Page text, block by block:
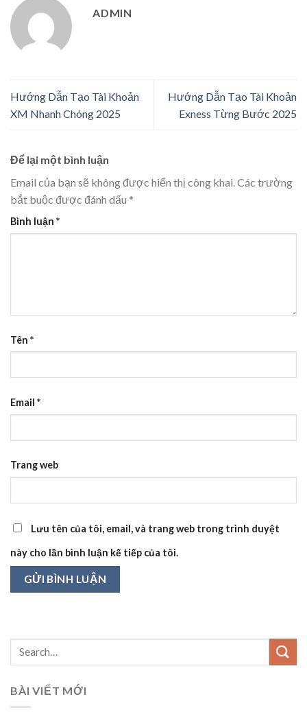
ADMIN
Hướng Dẫn Tạo Tài Khoản
XM Nhanh Chóng 2025
Hướng Dẫn Tạo Tài Khoản
Exness Từng Bước 2025
Để lại một bình luận
Email của bạn sẽ không được hiển thị công khai.Các trường
bắt buộc được đánh dấu *
Bình luận *
Tên *
Email *
Trang web
Lưu tên của tôi, email, và trang web trong trình duyệt
này cho lần bình luận kế tiếp của tôi.
BÀI VIẾT MỚI